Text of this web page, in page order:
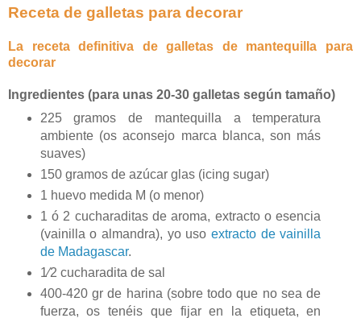
Receta de galletas para decorar
La receta definitiva de galletas de mantequilla para
decorar
Ingredientes (para unas 20-30 galletas según tamaño)
225 gramos de mantequilla a temperatura
ambiente (os aconsejo marca blanca, son más
suaves)
150 gramos de azúcar glas (icing sugar)
1 huevo medida M (o menor)
1 ó 2 cucharaditas de aroma, extracto o esencia
(vainilla o almandra), yo usoextracto de vainilla
de Madagascar.
1⁄2 cucharadita de sal
400-420 gr de harina (sobre todo que no sea de
fuerza, os tenéis que fijar en la etiqueta, en